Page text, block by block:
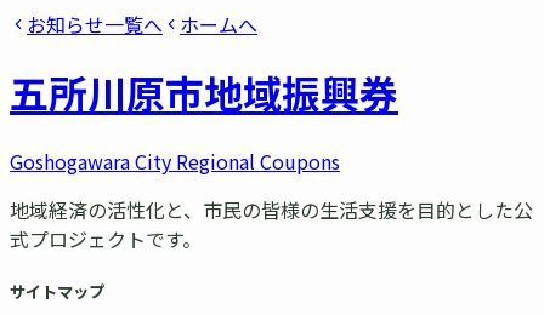
お知らせ一覧へ
ホームへ
五所川原市地域振興券
Goshogawara City Regional Coupons
地域経済の活性化と、市民の皆様の生活支援を目的とした公
式プロジェクトです。
サイトマップ